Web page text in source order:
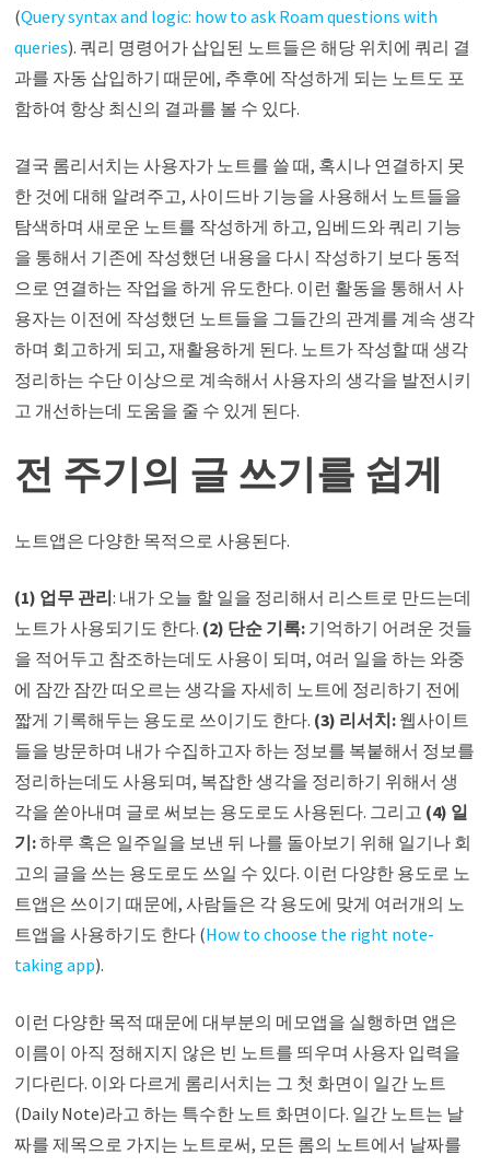
(Query syntax and logic: how to ask Roam questions with
queries). 쿼리 명령어가 삽입된 노트들은 해당 위치에 쿼리 결
과를 자동 삽입하기 때문에, 추후에 작성하게 되는 노트도 포
함하여 항상 최신의 결과를 볼 수 있다.
결국 롬리서치는 사용자가 노트를 쓸 때, 혹시나 연결하지 못
한 것에 대해 알려주고, 사이드바 기능을 사용해서 노트들을
탐색하며 새로운 노트를 작성하게 하고, 임베드와 쿼리 기능
을 통해서 기존에 작성했던 내용을 다시 작성하기 보다 동적
으로 연결하는 작업을 하게 유도한다. 이런 활동을 통해서 사
용자는 이전에 작성했던 노트들을 그들간의 관계를 계속 생각
하며 회고하게 되고, 재활용하게 된다. 노트가 작성할 때 생각
정리하는 수단 이상으로 계속해서 사용자의 생각을 발전시키
고 개선하는데 도움을 줄 수 있게 된다.
전 주기의 글 쓰기를 쉽게
노트앱은 다양한 목적으로 사용된다.
(1) 업무 관리: 내가 오늘 할 일을 정리해서 리스트로 만드는데
노트가 사용되기도 한다. (2) 단순 기록: 기억하기 어려운 것들
을 적어두고 참조하는데도 사용이 되며, 여러 일을 하는 와중
에 잠깐 잠깐 떠오르는 생각을 자세히 노트에 정리하기 전에
짧게 기록해두는 용도로 쓰이기도 한다. (3) 리서치: 웹사이트
들을 방문하며 내가 수집하고자 하는 정보를 복붙해서 정보를
정리하는데도 사용되며, 복잡한 생각을 정리하기 위해서 생
각을 쏟아내며 글로 써보는 용도로도 사용된다. 그리고 (4) 일
기:하루 혹은 일주일을 보낸 뒤 나를 돌아보기 위해 일기나 회
고의 글을 쓰는 용도로도 쓰일 수 있다. 이런 다양한 용도로 노
트앱은 쓰이기 때문에, 사람들은 각 용도에 맞게 여러개의 노
트앱을 사용하기도 한다 (How to choose the right note-
taking app).
이런 다양한 목적 때문에 대부분의 메모앱을 실행하면 앱은
이름이 아직 정해지지 않은 빈 노트를 띄우며 사용자 입력을
기다린다. 이와 다르게 롬리서치는 그 첫 화면이 일간 노트
(Daily Note)라고 하는 특수한 노트 화면이다. 일간 노트는 날
짜를 제목으로 가지는 노트로써, 모든 롬의 노트에서 날짜를